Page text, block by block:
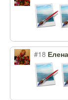
#18